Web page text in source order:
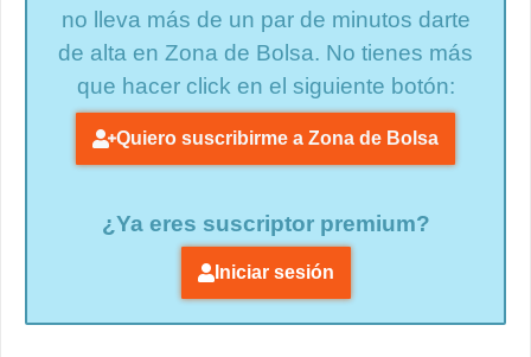
no lleva más de un par de minutos darte
de alta en Zona de Bolsa. No tienes más
que hacer click en el siguiente botón:
Quiero suscribirme a Zona de Bolsa
¿Ya eres suscriptor premium?
Iniciar sesión